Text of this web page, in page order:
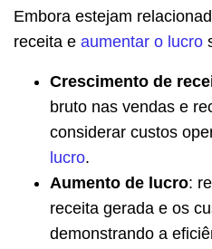
Embora estejam
receita e aumentar o lucro
Crescimento de
bruto nas vendas e
considerar custos
lucro.
Aumento de lucro:
receita gerada e os
demonstrando a